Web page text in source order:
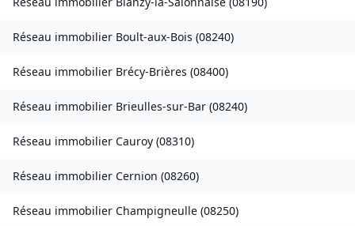
Réseau immobilier Boult-aux-Bois (08240)
Réseau immobilier Brécy-Brières (08400)
Réseau immobilier Brieulles-sur-Bar (08240)
Réseau immobilier Cauroy (08310)
Réseau immobilier Cernion (08260)
Réseau immobilier Champigneulle (08250)